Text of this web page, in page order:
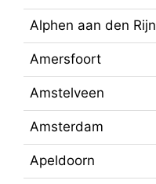
Alphen aan den Rijn
Amersfoort
Amstelveen
Amsterdam
Apeldoorn